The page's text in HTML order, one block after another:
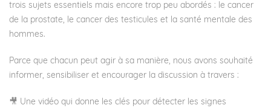
trois sujets essentiels mais encore trop peu abordés : le cancer
de la prostate, le cancer des testicules et la santé mentale des
hommes.
Parce que chacun peut agir à sa manière, nous avons souhaité
informer, sensibiliser et encourager la discussion à travers :
🎥 Une vidéo qui donne les clés pour détecter les signes